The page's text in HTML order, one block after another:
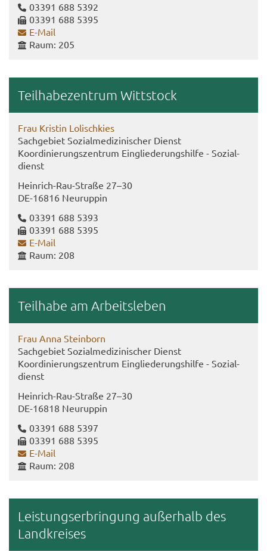
03391 688 5392
03391 688 5395
E-​Mail
Raum: 205
Teil­ha­be­zen­trum Witt­stock
Frau Kris­tin Lo­lisch­kies
Sach­ge­biet So­zi­al­me­di­zi­ni­scher Dienst
Ko­or­di­nie­rungs­zen­trum Ein­glie­de­rungs­hil­fe - So­zi­al­
dienst
Heinrich-​Rau-Straße 27–30
DE-​16816 Neu­rup­pin
03391 688 5393
03391 688 5395
E-​Mail
Raum: 208
Teil­ha­be am Ar­beits­le­ben
Frau Anna Stein­born
Sach­ge­biet So­zi­al­me­di­zi­ni­scher Dienst
Ko­or­di­nie­rungs­zen­trum Ein­glie­de­rungs­hil­fe - So­zi­al­
dienst
Heinrich-​Rau-Straße 27–30
DE-​16818 Neu­rup­pin
03391 688 5397
03391 688 5395
E-​Mail
Raum: 208
Leis­tungs­er­brin­gung au­ßer­halb des
Land­krei­ses